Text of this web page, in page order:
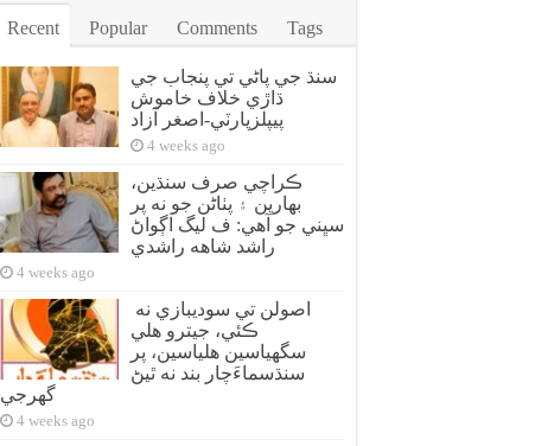
Recent Popular Comments Tags
سنڌ جي پاڻي تي پنجاب جي
ڌاڙي خلاف خاموش
پيپلزپارٽي-اصغر آزاد
4 weeks ago
ڪراچي صرف سنڌين،
بهارين ۽ پٺاڻن جو نه پر
سڀني جو آهي: ف ليگ اڳواڻ
راشد شاهه راشدي
4 weeks ago
ڪئي، جيترو هلي
سگهياسين هلياسين، پر
سنڌسماءَچار بند نه ٿيڻ
گهرجي
4 weeks ago